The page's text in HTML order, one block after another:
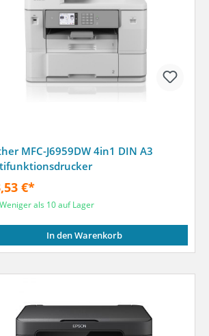
A4/US Letter)
MFC-J6959DW 4in1 DIN A3
€*
Weniger als 10 auf Lager
In den Warenkorb